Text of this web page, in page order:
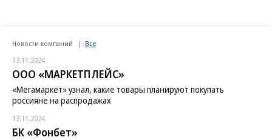
Новости компаний Все
13.11.2024
ООО «МАРКЕТПЛЕЙС»
«Мегамаркет» узнал, какие товары планируют покупать
россияне на распродажах
13.11.2024
БК «Фонбет»